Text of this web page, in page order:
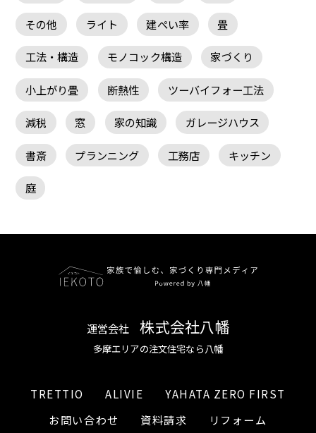
その他 ライト 建ぺい率 畳
工法・構造 モノコック構造 家づくり
小上がり畳 断熱性 ツーバイフォー工法
減税 窓 家の知識 ガレージハウス
書斎 プランニング 工務店 キッチン
庭
運営会社 株式会社八幡
多摩エリアの注文住宅なら八幡
TRETTIO ALIVIE
YAHATA ZERO FIRST
お問い合わせ
資料請求 リフォーム